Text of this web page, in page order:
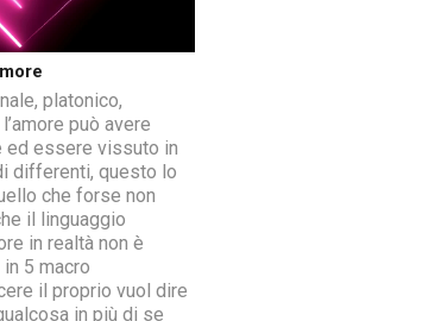
platonico,
può avere
essere vissuto in
differenti, questo lo
che forse non
il linguaggio
in realtà non è
5 macro
il proprio vuol dire
in più di se